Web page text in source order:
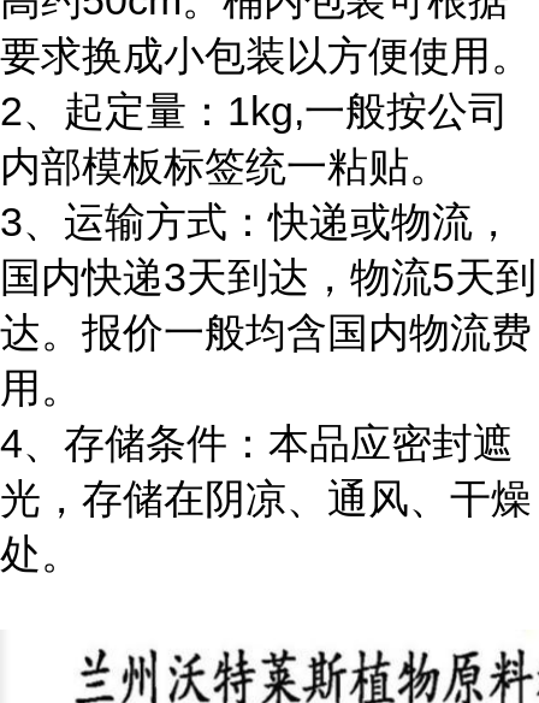
要求换成小包装以方便使用。
2、起定量：1kg,一般按公司
内部模板标签统一粘贴。
3、运输方式：快递或物流，
国内快递3天到达，物流5天到
达。报价一般均含国内物流费
用。
4、存储条件：本品应密封遮
光，存储在阴凉、通风、干燥
处。